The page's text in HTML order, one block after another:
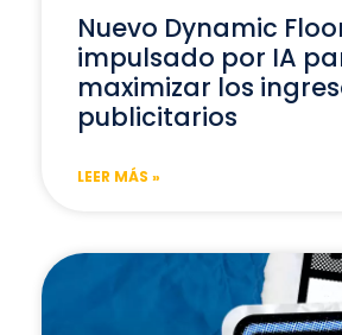
Nuevo Dynamic
impulsado por IA
maximizar los
publicitarios
LEER MÁS »